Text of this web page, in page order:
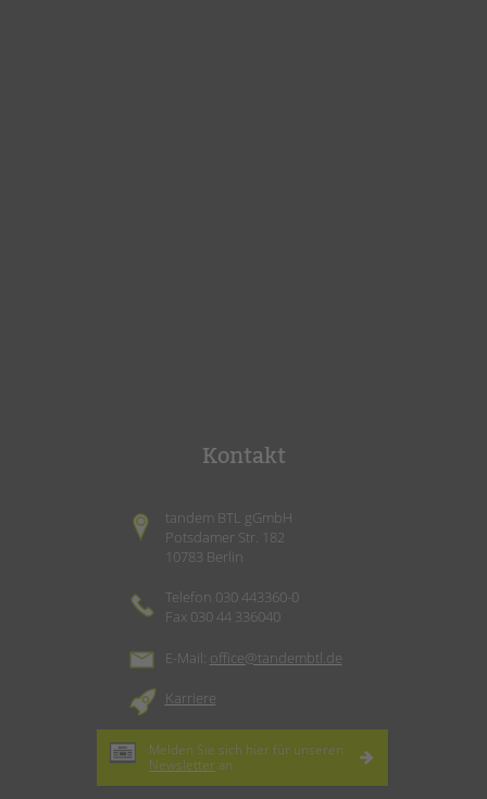
Kontakt
tandem BTL gGmbH
Potsdamer Str. 182
10783 Berlin
Telefon 030 443360-0
Fax 030 44 336040
E-Mail: office@tandembtl.de
Karriere
Melden Sie sich hier für unseren
Newsletter an.